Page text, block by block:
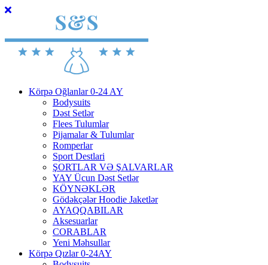
Körpə Oğlanlar 0-24 AY
Bodysuits
Dəst Setlər
Flees Tulumlar
Pijamalar & Tulumlar
Romperlar
Sport Destlari
ŞORTLAR VƏ ŞALVARLAR
YAY Ücun Dəst Setlər
KÖYNƏKLƏR
Gödəkçələr Hoodie Jaketlər
AYAQQABILAR
Aksesuarlar
CORABLAR
Yeni Məhsullar
Körpə Qızlar 0-24AY